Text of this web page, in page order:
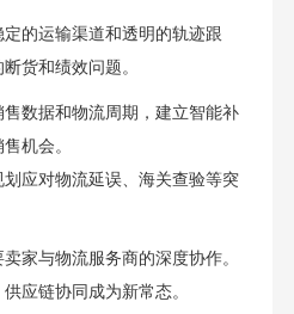
的运输渠道和透明的轨迹跟
货和绩效问题。
数据和物流周期，建立智能补
机会。
应对物流延误、海关查验等突
家与物流服务商的深度协作。
应链协同成为新常态。